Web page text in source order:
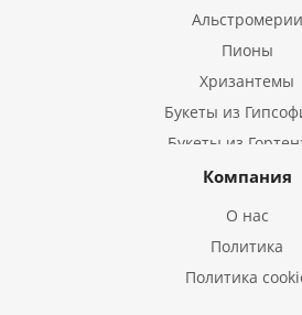
Альстромерии
Пионы
Хризантемы
Букеты из
Букеты из
Букеты из
Букеты из Эустом
Компания
О нас
Политика
Политика